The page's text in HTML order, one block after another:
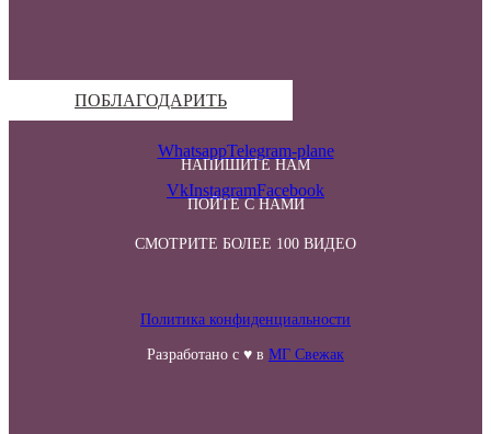
ПОБЛАГОДАРИТЬ
НАПИШИТЕ НАМ
WhatsappTelegram-plane
ПОЙТЕ С НАМИ
VkInstagramFacebook
СМОТРИТЕ БОЛЕЕ 100 ВИДЕО
Политика конфиденциальности
Разработано с ♥ в МГ Свежак